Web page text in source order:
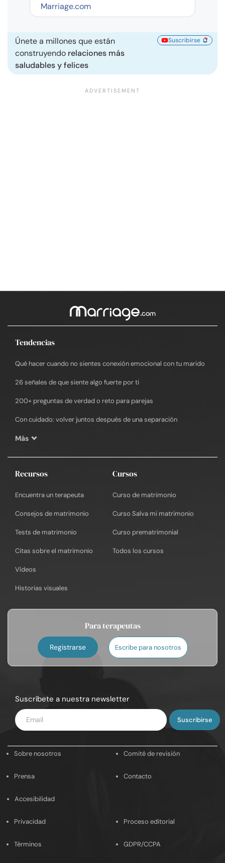
Marriage.com
Únete a millones que están
construyendo relaciones más
saludables y felices
Suscribirse
Tendencias
Qué hacer cuando no sientes conexión emocional con tu marido
26 señales de que siente algo fuerte por ti
200+ preguntas de verdad o reto para parejas
Con cuidado: volver juntos después de una separación
Más
Recursos
Encuentra un terapeuta
Consejos de matrimonio
Tests de matrimonio
Citas sobre el matrimonio
Vídeos
Historias visuales
Cursos
Curso de matrimonio
Curso Salva mi matrimonio
Curso prematrimonial
Todos los cursos
Para terapeutas
Registrarse Escribe para nosotros
Suscríbete a nuestra newsletter
Introduce
tu
Sobre nosotros Comité de revisión
Prensa Contacto
Accesibilidad
Privacidad Proceso editorial
Términos GDPR/CCPA